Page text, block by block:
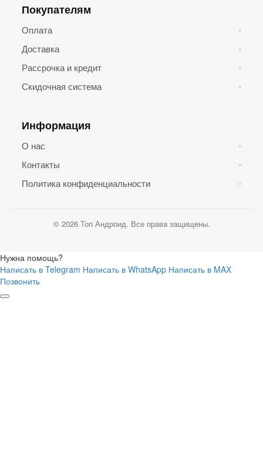
Покупателям
Оплата ›
Доставка ›
Рассрочка и кредит ›
Скидочная система ›
Информация
О нас ›
Контакты ›
Политика конфиденциальности ›
© 2026 Топ Андроид. Все права защищены.
Нужна помощь?
Написать в Telegram Написать в WhatsApp Написать в MAX
Позвонить